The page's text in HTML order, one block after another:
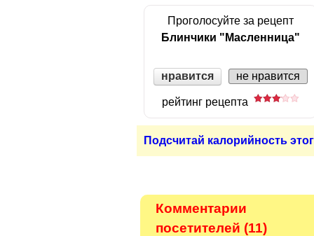
Проголосуйте за рецепт
Блинчики "Масленница"
нравится не нравится
рейтинг рецепта
Подсчитай калорийность
Комментарии
посетителей (11)